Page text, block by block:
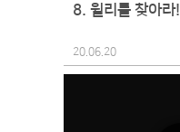
8. 윌리를 찾아라!
20.06.20